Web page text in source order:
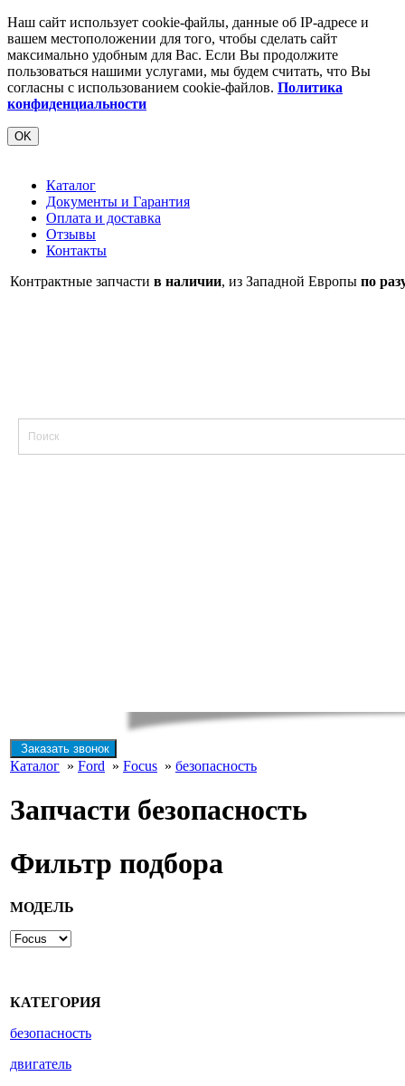
Наш сайт использует cookie-файлы, данные об IP-адресе и
вашем местоположении для того, чтобы сделать сайт
максимально удобным для Вас. Если Вы продолжите
пользоваться нашими услугами, мы будем считать, что Вы
согласны с использованием cookie-файлов. Политика
конфиденциальности
OK
Каталог
Документы и Гарантия
Оплата и доставка
Отзывы
Контакты
Контрактные запчасти в наличии, из Западной Европы по
Заказать звонок
Каталог » Ford » Focus » безопасность
Запчасти безопасность
Фильтр подбора
МОДЕЛЬ
КАТЕГОРИЯ
безопасность
двигатель